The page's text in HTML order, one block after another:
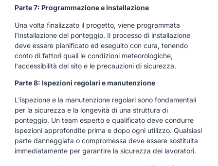
Parte 7: Programmazione e installazione
Una volta finalizzato il progetto, viene programmata
l'installazione del ponteggio. Il processo di installazione
deve essere pianificato ed eseguito con cura, tenendo
conto di fattori quali le condizioni meteorologiche,
l'accessibilità del sito e le precauzioni di sicurezza.
Parte 8: Ispezioni regolari e manutenzione
L'ispezione e la manutenzione regolari sono fondamentali
per la sicurezza e la longevità di una struttura di
ponteggio. Un team esperto e qualificato deve condurre
ispezioni approfondite prima e dopo ogni utilizzo. Qualsiasi
parte danneggiata o compromessa deve essere sostituita
immediatamente per garantire la sicurezza dei lavoratori.